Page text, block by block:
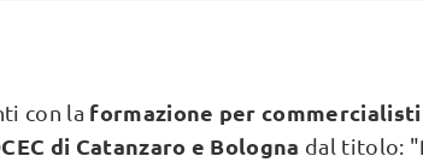
con la formazione per
di Catanzaro e Bologna dal titolo: "